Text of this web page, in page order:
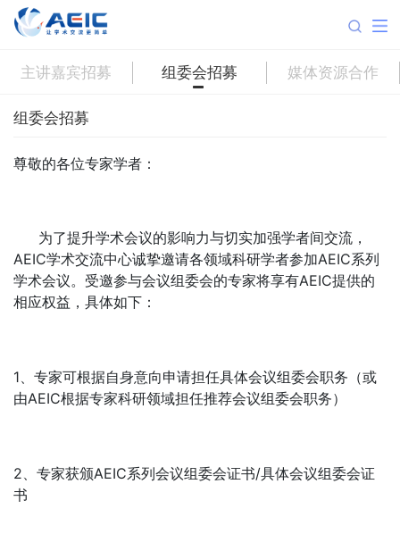
主讲嘉宾招募 组委会招募 媒体资源合作
组委会招募
尊敬的各位专家学者：
为了提升学术会议的影响力与切实加强学者间交流，
AEIC学术交流中心诚挚邀请各领域科研学者参加AEIC系列
学术会议。受邀参与会议组委会的专家将享有AEIC提供的
相应权益，具体如下：
1、专家可根据自身意向申请担任具体会议组委会职务（或
由AEIC根据专家科研领域担任推荐会议组委会职务）
2、专家获颁AEIC系列会议组委会证书/具体会议组委会证
书